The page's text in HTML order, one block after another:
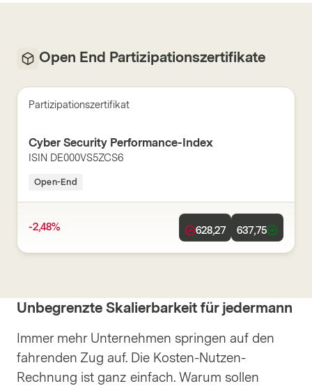
Open End Partizipationszertifikate
Partizipationszertifikat
Cyber Security Performance-Index
ISIN DE000VS5ZCS6
Open-End
-2,48% 628,27 637,75
Unbegrenzte Skalierbarkeit für jedermann
Immer mehr Unternehmen springen auf den
fahrenden Zug auf. Die Kosten-Nutzen-
Rechnung ist ganz einfach. Warum sollen